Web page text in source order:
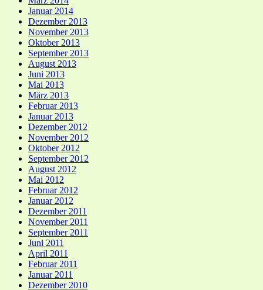
Januar 2014
Dezember 2013
November 2013
Oktober 2013
September 2013
August 2013
Juni 2013
Mai 2013
März 2013
Februar 2013
Januar 2013
Dezember 2012
November 2012
Oktober 2012
September 2012
August 2012
Mai 2012
Februar 2012
Januar 2012
Dezember 2011
November 2011
September 2011
Juni 2011
April 2011
Februar 2011
Januar 2011
Dezember 2010